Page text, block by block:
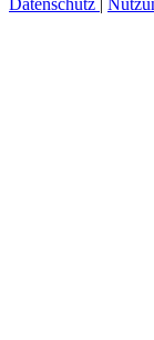
Datenschutz |